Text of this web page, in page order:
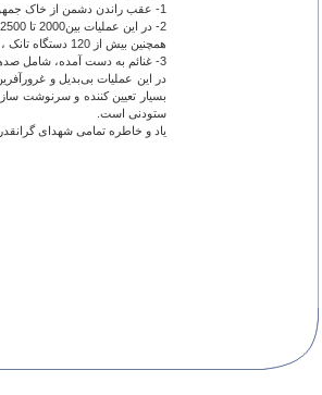
1- عقب راندن دشمن از خاک جمهوری اسلامی ایران و بازپس گیری شهرهای اسلام‌آباد،قصرشیرین، سرپل ذهاب و ده‌ها روستای منطقه.
2- در این عملیات بین2000 تا 2500 نفر از منافقین به هلاکت رسیدند و حدود 1500 نفر مجروح، حدود 1000 نفر در منطقه متواری و تعداد 150 نفر به اسارت در آمدند. تعدادی نیز با سیانور خودکشی کردند.
همچنین بیش از 120 دستگاه تانک ، 400 دستگاه نفربر، 240 قبضه خمپاره‌انداز 80 و 60 میلیمتری و 30 قبضه توپ 106 میلی متری منهدم شد.
3- غنائم به دست آمده، شامل صدها قبضه آر پی جی -7 ، تیربار و خمپاره‌انداز،ده‌ها دستگاه تانک و نفربر، ده‌ها دستگاه نفربر مجهز کانادایی،12 عراده توپ 122 م م و مقادیری تجهیزات الکترونیکی و مخابراتی بوده است.
در این عملیات بی‌بدیل و
بسیار تعیین کننده و سرنوشت
ستودنی است.
یاد و خاطره تمامی شهدای